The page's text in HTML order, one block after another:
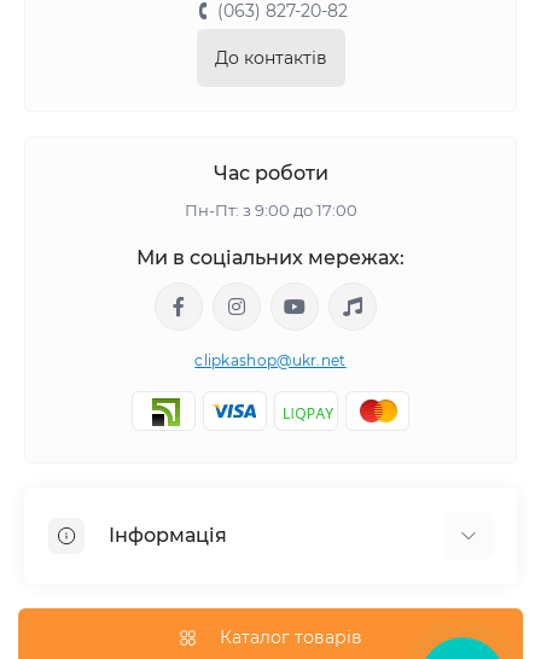
(063) 827-20-82
До контактів
Час роботи
Пн-Пт: з 9:00 до 17:00
Ми в соціальних мережах:
clipkashop@ukr.net
Інформація
Каталог товарів